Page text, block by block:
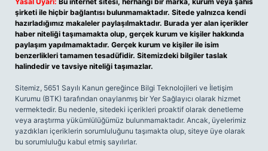
şirketi ile hiçbir bağlantısı bulunmamaktadır. Sitede yalnızca kendi
hazırladığımız makaleler paylaşılmaktadır. Burada yer alan içerikler
haber niteliği taşımamakta olup, gerçek kurum ve kişiler hakkında
paylaşım yapılmamaktadır. Gerçek kurum ve kişiler ile isim
benzerlikleri tamamen tesadüfidir. Sitemizdeki bilgiler taslak
halindedir ve tavsiye niteliği taşımazlar.
Sitemiz, 5651 Sayılı Kanun gereğince Bilgi Teknolojileri ve İletişim
Kurumu (BTK) tarafından onaylanmış bir Yer Sağlayıcı olarak hizmet
vermektedir. Bu nedenle, sitedeki içerikleri proaktif olarak denetleme
veya araştırma yükümlülüğümüz bulunmamaktadır. Ancak, üyelerimiz
yazdıkları içeriklerin sorumluluğunu taşımakta olup, siteye üye olarak
bu sorumluluğu kabul etmiş sayılırlar.